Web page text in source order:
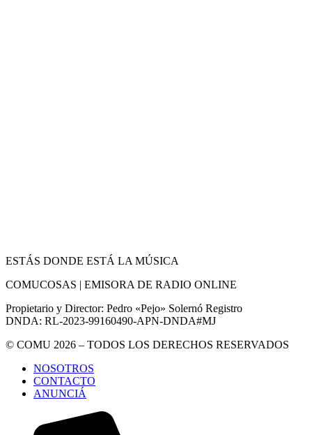
ESTÁS DONDE ESTÁ LA MÚSICA
COMUCOSAS | EMISORA DE RADIO ONLINE
Propietario y Director: Pedro «Pejo» Solernó Registro
DNDA: RL-2023-99160490-APN-DNDA#MJ
© COMU 2026 – TODOS LOS DERECHOS RESERVADOS
NOSOTROS
CONTACTO
ANUNCIÁ